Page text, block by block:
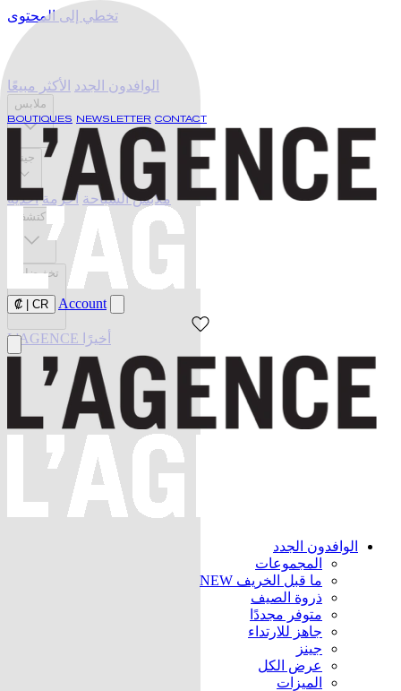
تخطي إلى المحتوى
BOUTIQUES NEWSLETTER CONTACT
CR
₡ Account
الوافدون الجدد
المجموعات
ما قبل الخريف NEW
ذروة الصيف
متوفر مجددًا
جاهز للارتداء
جينز
عرض الكل
الميزات
الوافدون الجدد الأكثر مبيعًا
ملابس
جينز
ملابس السباحة أحزمة أحذية
اكتشف
تخفيضات
L'AGENCE أخيرًا